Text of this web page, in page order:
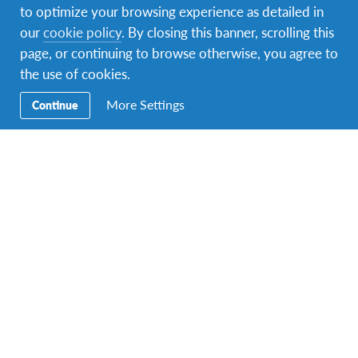
otras culturas y orígenes, son habilidades que podrás
traer de vuelta a casa y utilizar para toda la vida.
to optimize your browsing experience as detailed in
ourcookie policy. By closing this banner, scrolling this
page, or continuing to browse otherwise, you agree to
the use of cookies.
Continue More Settings